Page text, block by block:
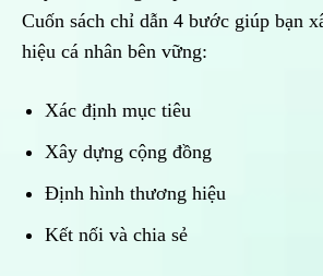
Cuốn sách chỉ dẫn 4 bước giúp bạn
hiệu cá nhân bên vững:
Xác định mục tiêu
Xây dựng cộng đồng
Định hình thương hiệu
Kết nối và chia sẻ